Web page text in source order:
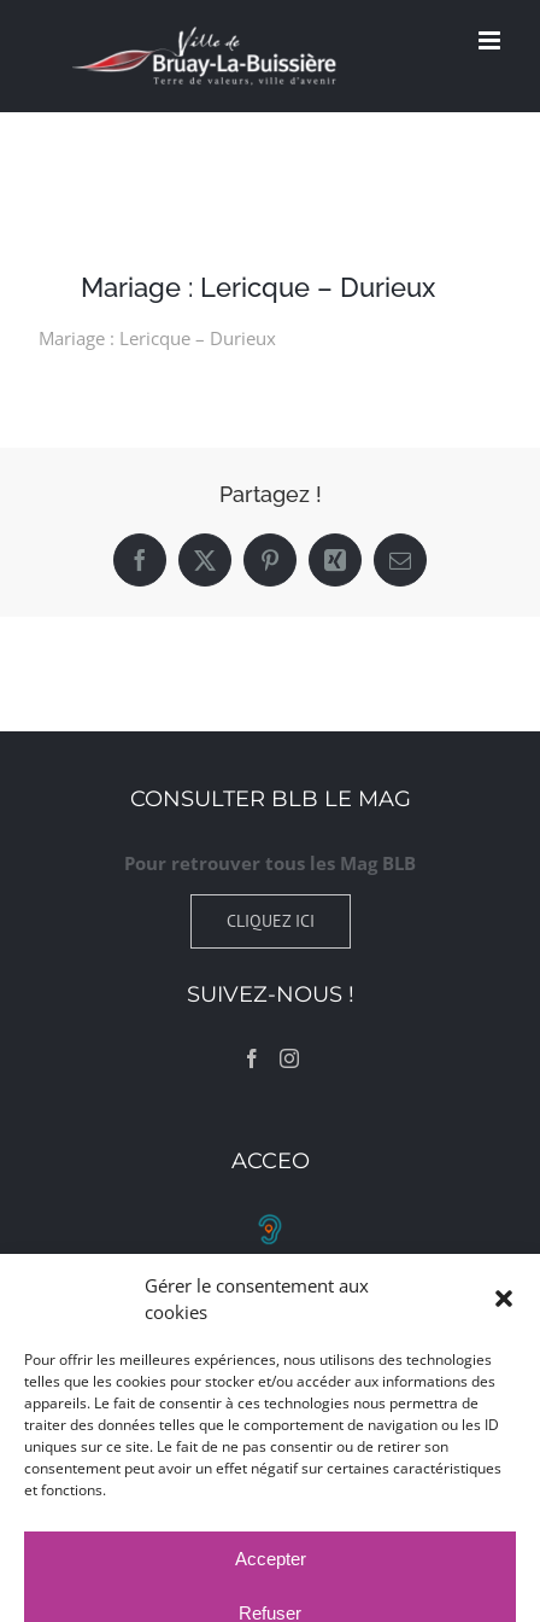
Gérer le consentement aux
cookies
Pour offrir les meilleures expériences, nous utilisons des technologies
telles que les cookies pour stocker et/ou accéder aux informations des
appareils. Le fait de consentir à ces technologies nous permettra de
traiter des données telles que le comportement de navigation ou les ID
uniques sur ce site. Le fait de ne pas consentir ou de retirer son
consentement peut avoir un effet négatif sur certaines caractéristiques
et fonctions.
Accepter
Refuser
Mariage : Lericque – Durieux
Mariage : Lericque – Durieux
Partagez !
Facebook
X PinterestXing Email
CONSULTER BLB LE MAG
Pour retrouver tous les Mag BLB
CLIQUEZ ICI
SUIVEZ-NOUS !
ACCEO
RETROUVEZ-NOUS
Toutes nos adresses, coordonnées et horaires
d'ouverture
CLIQUEZ ICI